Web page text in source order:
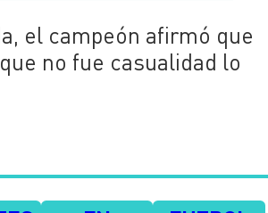
el campeón afirmó que
no fue casualidad lo